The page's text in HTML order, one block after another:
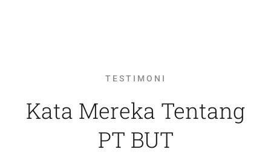
TESTIMONI
Kata Mereka Tentang
PT BUT